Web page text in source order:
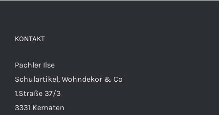
KONTAKT
Pachler Ilse
Schulartikel, Wohndekor & Co
1.Straße 37/3
3331 Kematen